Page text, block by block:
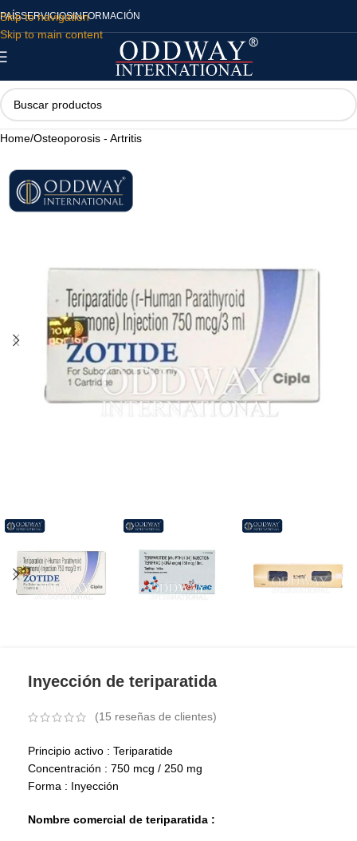
Skip to navigation
Skip to main content
PAÍSSERVICIOSINFORMACIÓN
Home/Osteoporosis - Artritis
Inyección de teriparatida
(15 reseñas de clientes)
Principio activo : Teriparatide
Concentración : 750 mcg / 250 mg
Forma : Inyección
Nombre comercial de teriparatida :